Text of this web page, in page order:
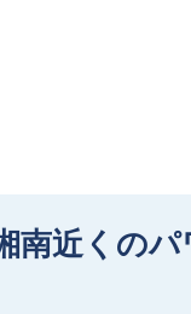
南近くの